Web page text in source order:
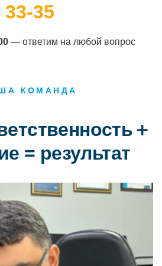
33-35
— ответим на любой вопрос
КОМАНДА
＋
= результат